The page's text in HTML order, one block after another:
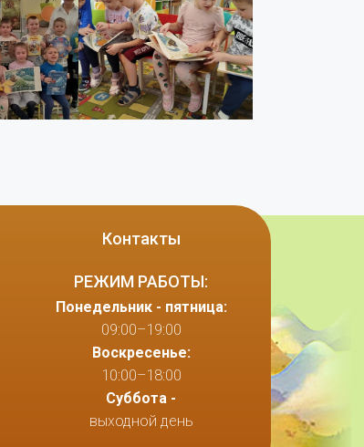
Контакты
РЕЖИМ РАБОТЫ:
Понедельник - пятница:
09:00–19:00
Воскресенье:
10:00–18:00
Суббота -
выходной день